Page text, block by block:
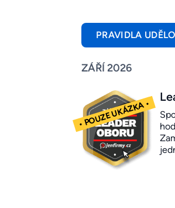
PRAVIDLA
ZÁŘÍ 2026